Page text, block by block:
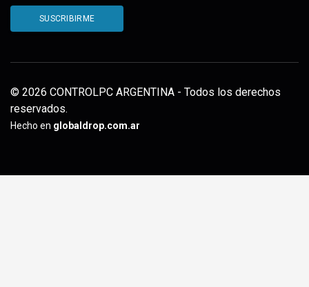
© 2026 CONTROLPC ARGENTINA - Todos los derechos
reservados.
Hecho en globaldrop.com.ar